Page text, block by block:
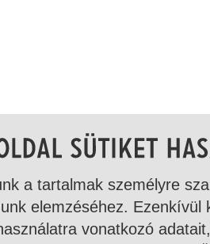
a tartalmak személyre
elemzéséhez.
vonatkozó